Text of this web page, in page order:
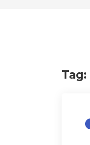
Tag: